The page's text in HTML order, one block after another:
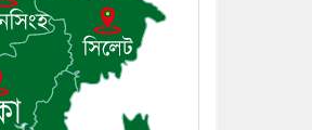
আইন-শৃঙ্খলা কমিটির
অনুষ্ঠিত
নেতা ড. খন্দকার মোশাররফ
মূল্যায়ন কোথায় এবং একটি